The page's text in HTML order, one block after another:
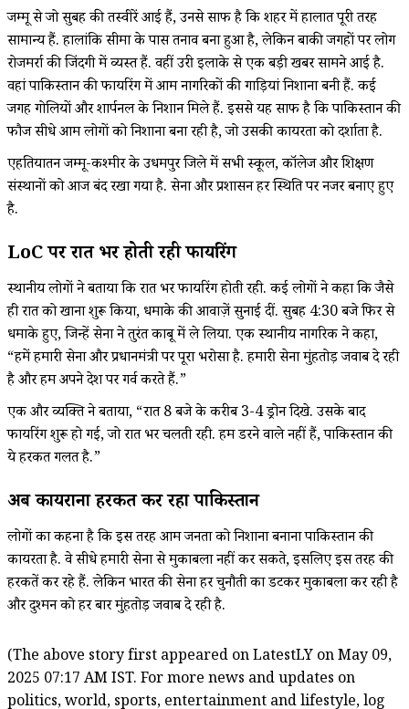
जम्मू से जो सुबह की तस्वीरें आई हैं, उनसे साफ है कि शहर में हालात पूरी तरह
सामान्य हैं. हालांकि सीमा के पास तनाव बना हुआ है, लेकिन बाकी जगहों पर लोग
रोजमर्रा की जिंदगी में व्यस्त हैं. वहीं उरी इलाके से एक बड़ी खबर सामने आई है.
वहां पाकिस्तान की फायरिंग में आम नागरिकों की गाड़ियां निशाना बनी हैं. कई
जगह गोलियों और शार्पनल के निशान मिले हैं. इससे यह साफ है कि पाकिस्तान की
फौज सीधे आम लोगों को निशाना बना रही है, जो उसकी कायरता को दर्शाता है.
एहतियातन जम्मू-कश्मीर के उधमपुर जिले में सभी स्कूल, कॉलेज और शिक्षण
संस्थानों को आज बंद रखा गया है. सेना और प्रशासन हर स्थिति पर नजर बनाए हुए
है.
LoC पर रात भर होती रही फायरिंग
स्थानीय लोगों ने बताया कि रात भर फायरिंग होती रही. कई लोगों ने कहा कि जैसे
ही रात को खाना शुरू किया, धमाके की आवाज़ें सुनाई दीं. सुबह 4:30 बजे फिर से
धमाके हुए, जिन्हें सेना ने तुरंत काबू में ले लिया. एक स्थानीय नागरिक ने कहा,
“हमें हमारी सेना और प्रधानमंत्री पर पूरा भरोसा है. हमारी सेना मुंहतोड़ जवाब दे रही
है और हम अपने देश पर गर्व करते हैं.”
एक और व्यक्ति ने बताया, “रात 8 बजे के करीब 3-4 ड्रोन दिखे. उसके बाद
फायरिंग शुरू हो गई, जो रात भर चलती रही. हम डरने वाले नहीं हैं, पाकिस्तान की
ये हरकत गलत है.”
अब कायराना हरकत कर रहा पाकिस्तान
लोगों का कहना है कि इस तरह आम जनता को निशाना बनाना पाकिस्तान की
कायरता है. वे सीधे हमारी सेना से मुकाबला नहीं कर सकते, इसलिए इस तरह की
हरकतें कर रहे हैं. लेकिन भारत की सेना हर चुनौती का डटकर मुकाबला कर रही है
और दुश्मन को हर बार मुंहतोड़ जवाब दे रही है.
(The above story first appeared on LatestLY on May 09,
2025 07:17 AM IST. For more news and updates on
politics, world, sports, entertainment and lifestyle, log